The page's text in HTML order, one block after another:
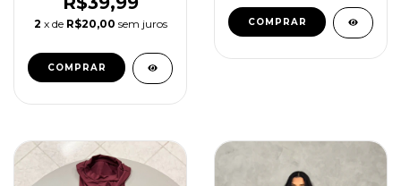
2 x de R$20,00 sem juros COMPRAR